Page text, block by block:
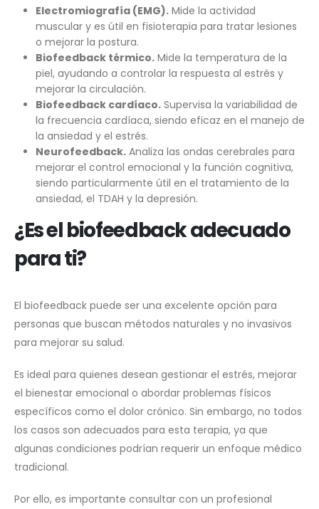
Electromiografía (EMG).Mide la actividad
muscular y es útil en fisioterapia para tratar lesiones
o mejorar la postura.
Biofeedback térmico.Mide la temperatura de la
piel, ayudando a controlar la respuesta al estrés y
mejorar la circulación.
Biofeedback cardíaco.Supervisa la variabilidad de
la frecuencia cardíaca, siendo eficaz en el manejo de
la ansiedad y el estrés.
Neurofeedback.Analiza las ondas cerebrales para
mejorar el control emocional y la función cognitiva,
siendo particularmente útil en el tratamiento de la
ansiedad, el TDAH y la depresión.
¿Es el biofeedback adecuado
para ti?
El biofeedback puede ser una excelente opción para
personas que buscan métodos naturales y no invasivos
para mejorar su salud.
Es ideal para quienes desean gestionar el estrés, mejorar
el bienestar emocional o abordar problemas físicos
específicos como el dolor crónico. Sin embargo, no todos
los casos son adecuados para esta terapia, ya que
algunas condiciones podrían requerir un enfoque médico
tradicional.
Por ello, es importante consultar con un profesional